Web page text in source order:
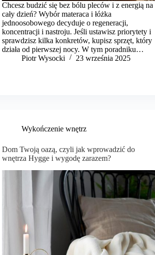
Chcesz budzić się bez bólu pleców i z energią na
cały dzień? Wybór materaca i łóżka
jednoosobowego decyduje o regeneracji,
koncentracji i nastroju. Jeśli ustawisz priorytety i
sprawdzisz kilka konkretów, kupisz sprzęt, który
działa od pierwszej nocy. W tym poradniku…
Piotr Wysocki
23 września 2025
Wykończenie wnętrz
Dom Twoją oazą, czyli jak wprowadzić do
wnętrza Hygge i wygodę zarazem?